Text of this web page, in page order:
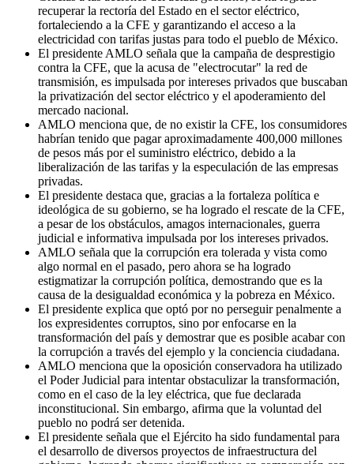
recuperar la rectoría del Estado en el sector eléctrico,
fortaleciendo a la CFE y garantizando el acceso a la
electricidad con tarifas justas para todo el pueblo de México.
El presidente AMLO señala que la campaña de desprestigio
contra la CFE, que la acusa de "electrocutar" la red de
transmisión, es impulsada por intereses privados que buscaban
la privatización del sector eléctrico y el apoderamiento del
mercado nacional.
AMLO menciona que, de no existir la CFE, los consumidores
habrían tenido que pagar aproximadamente 400,000 millones
de pesos más por el suministro eléctrico, debido a la
liberalización de las tarifas y la especulación de las empresas
privadas.
El presidente destaca que, gracias a la fortaleza política e
ideológica de su gobierno, se ha logrado el rescate de la CFE,
a pesar de los obstáculos, amagos internacionales, guerra
judicial e informativa impulsada por los intereses privados.
AMLO señala que la corrupción era tolerada y vista como
algo normal en el pasado, pero ahora se ha logrado
estigmatizar la corrupción política, demostrando que es la
causa de la desigualdad económica y la pobreza en México.
El presidente explica que optó por no perseguir penalmente a
los expresidentes corruptos, sino por enfocarse en la
transformación del país y demostrar que es posible acabar con
la corrupción a través del ejemplo y la conciencia ciudadana.
AMLO menciona que la oposición conservadora ha utilizado
el Poder Judicial para intentar obstaculizar la transformación,
como en el caso de la ley eléctrica, que fue declarada
inconstitucional. Sin embargo, afirma que la voluntad del
pueblo no podrá ser detenida.
El presidente señala que el Ejército ha sido fundamental para
el desarrollo de diversos proyectos de infraestructura del